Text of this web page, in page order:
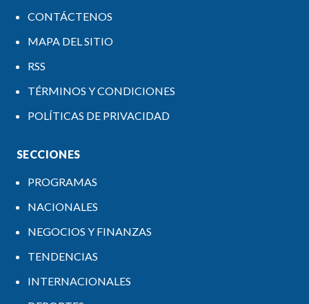
CONTÁCTENOS
MAPA DEL SITIO
RSS
TÉRMINOS Y CONDICIONES
POLÍTICAS DE PRIVACIDAD
SECCIONES
PROGRAMAS
NACIONALES
NEGOCIOS Y FINANZAS
TENDENCIAS
INTERNACIONALES